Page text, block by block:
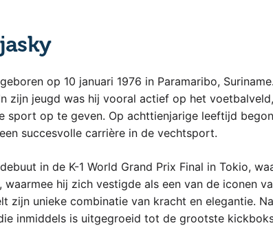
op 10 januari 1976 in Paramaribo,
zijn jeugd was hij vooral actief op het
sport op te geven. Op achttienjarige leeftijd
succesvolle carrière in de vechtsport.
in de K-1 World Grand Prix Final in Tokio,
hij zich vestigde als een van de iconen
zijn unieke combinatie van kracht en elegantie.
inmiddels is uitgegroeid tot de grootste